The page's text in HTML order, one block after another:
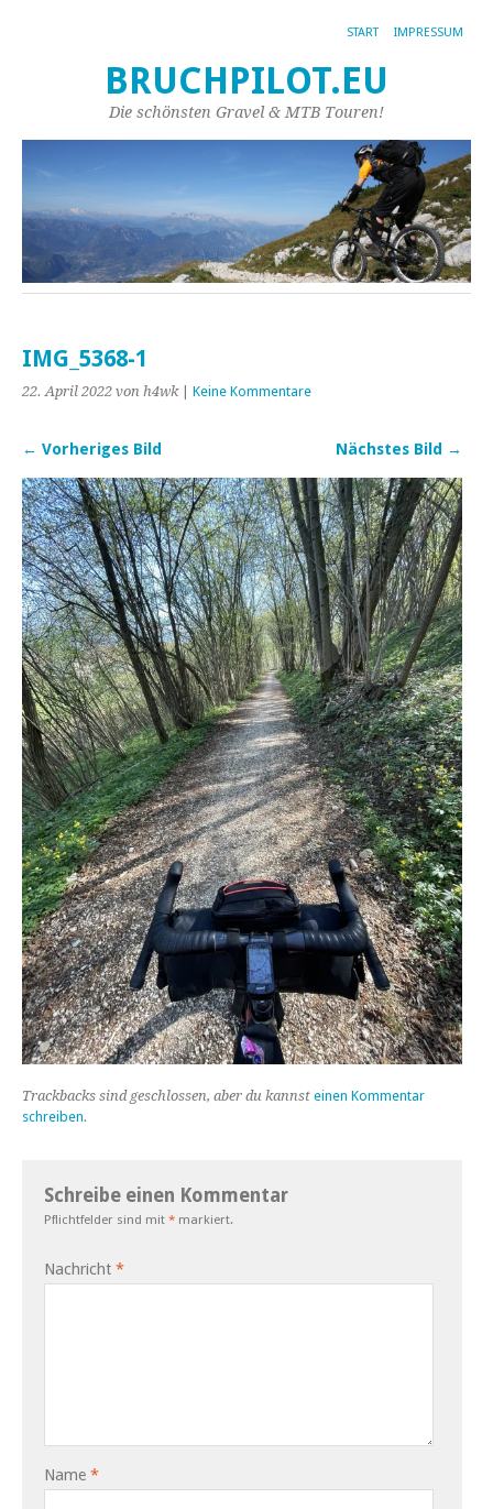
START IMPRESSUM
BRUCHPILOT.EU
Die schönsten Gravel & MTB Touren!
IMG_5368-1
22. April 2022 von h4wk| Keine Kommentare
← Vorheriges Bild Nächstes Bild →
Trackbacks sind geschlossen, aber du kannst einen Kommentar
schreiben.
Schreibe einen Kommentar
Pflichtfelder sind mit * markiert.
Nachricht *
Name *